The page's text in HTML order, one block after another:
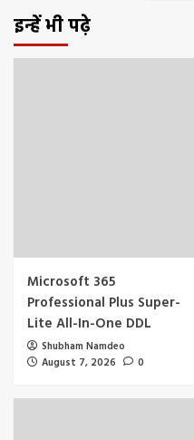
इन्हें भी पढ़े
Microsoft 365
Professional Plus Super-
Lite All-In-One DDL
Shubham Namdeo
August 7, 2026
0